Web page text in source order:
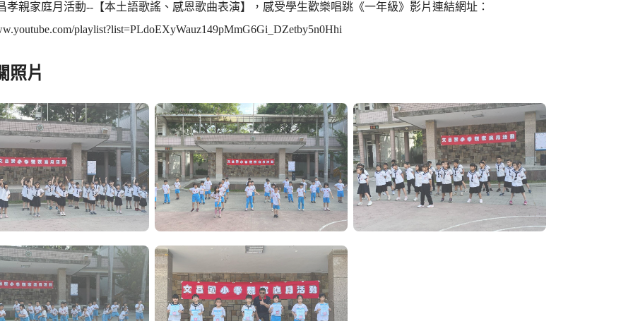
孝親家庭月活動--【本土語歌謠、感恩歌曲表演】，感受學生歡樂唱跳《一年級》影片連結網址：
playlist?list=PLdoEXyWauz149pMmG6Gi_DZetby5n0Hhi
照片